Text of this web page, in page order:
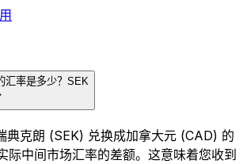
汇率是多少？SEK
典克朗 (SEK) 兑换成加拿大元 (CAD) 的
际中间市场汇率的差额。这意味着您收到